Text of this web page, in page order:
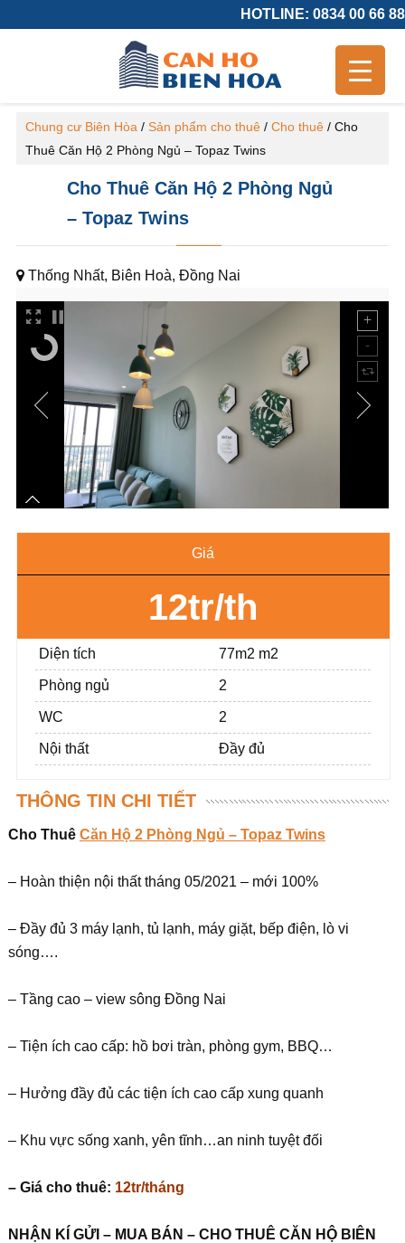
HOTLINE: 0834 00 66 88
Chung cư Biên Hòa / Sản phẩm cho thuê/ Cho thuê/ Cho
Thuê Căn Hộ 2 Phòng Ngủ – Topaz Twins
Cho Thuê Căn Hộ 2 Phòng Ngủ
– Topaz Twins
Thống Nhất, Biên Hoà, Đồng Nai
Giá
12tr/th
Diện tích 77m2 m2
Phòng ngủ 2
WC 2
Nội thất Đầy đủ
THÔNG TIN CHI TIẾT
Cho Thuê Căn Hộ 2 Phòng Ngủ – Topaz Twins
– Hoàn thiện nội thất tháng 05/2021 – mới 100%
– Đầy đủ 3 máy lạnh, tủ lạnh, máy giặt, bếp điện, lò vi
sóng….
– Tầng cao – view sông Đồng Nai
– Tiện ích cao cấp: hồ bơi tràn, phòng gym, BBQ…
– Hưởng đầy đủ các tiện ích cao cấp xung quanh
– Khu vực sống xanh, yên tĩnh…an ninh tuyệt đối
– Giá cho thuê: 12tr/tháng
NHẬN KÍ GỬI – MUA BÁN – CHO THUÊ CĂN HỘ BIÊN